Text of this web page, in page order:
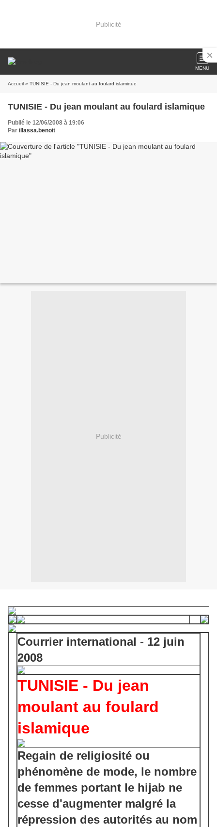
Publicité
MENU
Accueil » TUNISIE - Du jean moulant au foulard islamique
TUNISIE - Du jean moulant au foulard islamique
Publié le 12/06/2008 à 19:06
Par illassa.benoit
Publicité
Courrier international - 12 juin
2008
TUNISIE - Du jean
moulant au foulard
islamique
Regain de religiosité ou
phénomène de mode, le nombre
de femmes portant le hijab ne
cesse d'augmenter malgré la
répression des autorités au nom